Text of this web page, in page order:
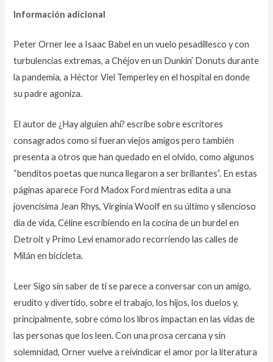
Información adicional
Peter Orner lee a Isaac Babel en un vuelo pesadillesco y con
turbulencias extremas, a Chéjov en un Dunkin’ Donuts durante
la pandemia, a Héctor Viel Temperley en el hospital en donde
su padre agoniza.
El autor de ¿Hay alguien ahí? escribe sobre escritores
consagrados como si fueran viejos amigos pero también
presenta a otros que han quedado en el olvido, como algunos
“benditos poetas que nunca llegaron a ser brillantes”. En estas
páginas aparece Ford Madox Ford mientras edita a una
jovencísima Jean Rhys, Virginia Woolf en su último y silencioso
día de vida, Céline escribiendo en la cocina de un burdel en
Detroit y Primo Levi enamorado recorriendo las calles de
Milán en bicicleta.
Leer Sigo sin saber de ti se parece a conversar con un amigo,
erudito y divertido, sobre el trabajo, los hijos, los duelos y,
principalmente, sobre cómo los libros impactan en las vidas de
las personas que los leen. Con una prosa cercana y sin
solemnidad, Orner vuelve a reivindicar el amor por la literatura